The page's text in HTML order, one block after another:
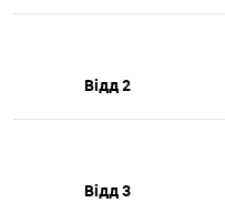
Відд 2
Відд 3